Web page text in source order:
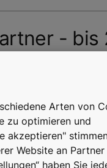
- bis
2030 als
Arten von
zu optimieren und
akzeptieren"
Website an
haben Sie